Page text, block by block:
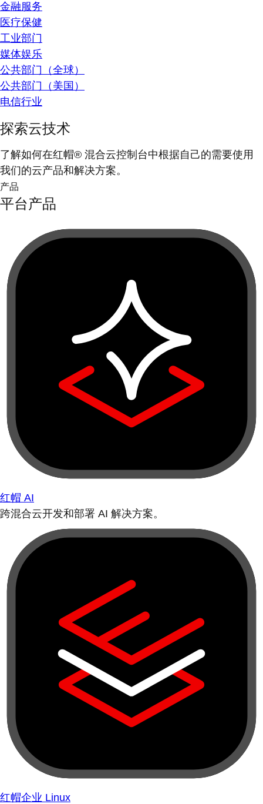
金融服务
医疗保健
工业部门
媒体娱乐
公共部门（全球）
公共部门（美国）
电信行业
探索云技术
了解如何在红帽® 混合云控制台中根据自己的需要使用
我们的云产品和解决方案。
产品
平台产品
红帽 AI
跨混合云开发和部署 AI 解决方案。
红帽企业 Linux